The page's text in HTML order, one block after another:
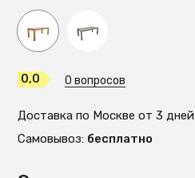
0,0 0 вопросов
Доставка по Москве от 3 дней
Самовывоз: бесплатно